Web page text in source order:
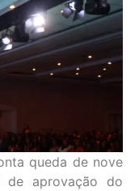
queda de nove
de aprovação do